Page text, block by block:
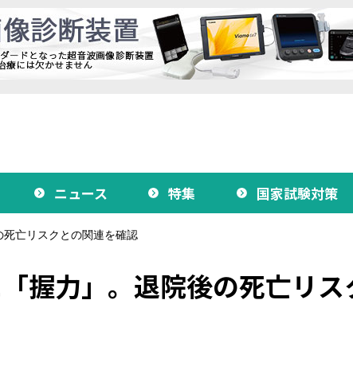
ニュース 特集 国家試験対策
亡リスクとの関連を確認
握力」。退院後の死亡リス